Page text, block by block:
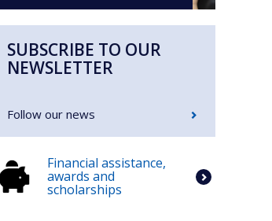
SUBSCRIBE TO OUR
NEWSLETTER
Follow our news
Financial assistance,
awards and
scholarships